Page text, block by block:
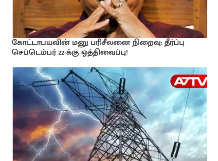
கோட்டாபயவின் மனு பரிசீலனை நிறைவு: தீர்ப்பு
செப்டெம்பர் 22-க்கு ஒத்திவைப்பு!